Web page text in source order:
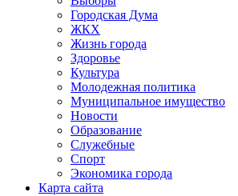
Городская Дума
ЖКХ
Жизнь города
Здоровье
Культура
Молодежная политика
Муниципальное имущество
Новости
Образование
Служебные
Спорт
Экономика города
Карта сайта